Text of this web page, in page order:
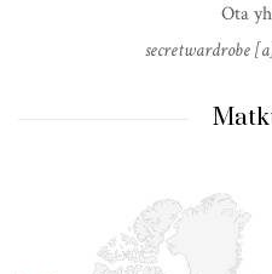
Ota
secretwardrobe